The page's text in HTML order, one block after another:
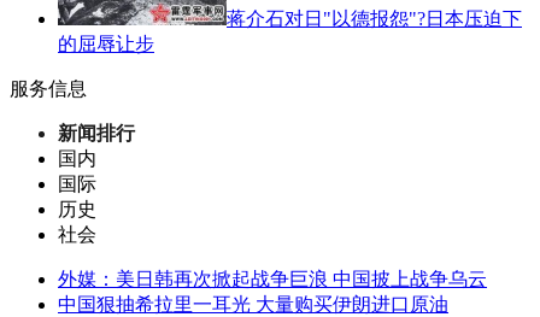
蒋介石对日"以德报怨"?日本压迫下
的屈辱让步
服务信息
新闻排行
国内
国际
历史
社会
外媒：美日韩再次掀起战争巨浪 中国披上战争乌云
中国狠抽希拉里一耳光 大量购买伊朗进口原油